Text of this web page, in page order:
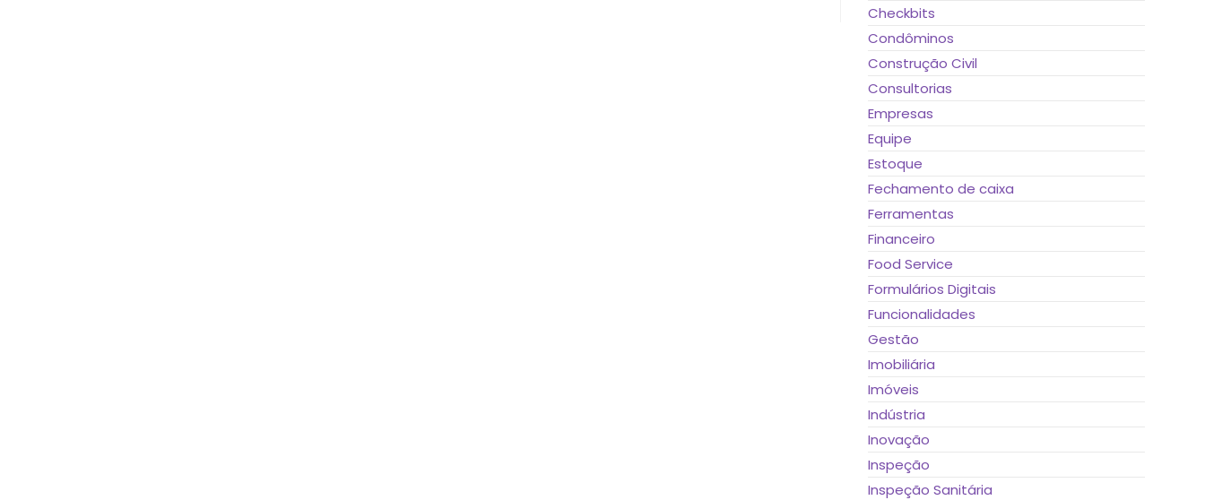
Checkbits
Condôminos
Construção Civil
Consultorias
Empresas
Equipe
Estoque
Fechamento de caixa
Ferramentas
Financeiro
Food Service
Formulários Digitais
Funcionalidades
Gestão
Imobiliária
Imóveis
Indústria
Inovação
Inspeção
Inspeção Sanitária